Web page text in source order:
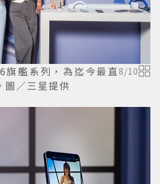
旗艦系列，為迄今最直
／三星提供
8/10